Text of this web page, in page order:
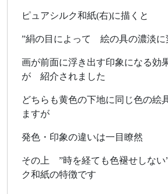
ピュアシルク和紙(右)に描くと
”絹の目によって 絵の具の濃淡に
画が前面に浮き出す印象になる効
が 紹介されました
どちらも黄色の下地に同じ色の絵
ますが
発色・印象の違いは一目瞭然
その上 ”時を経ても色褪せしない
ク和紙の特徴です